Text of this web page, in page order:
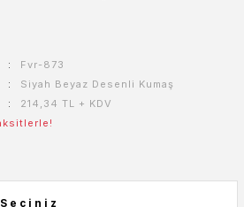
Fvr-873
Siyah Beyaz Desenli Kumaş
214,34 TL + KDV